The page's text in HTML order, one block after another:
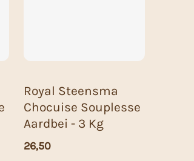
Royal Steensma
Chocuise Souplesse
Aardbei - 3 Kg
26,50